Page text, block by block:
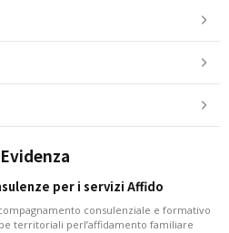
per i servizi Affido
consulenziale e formativo
territoriali perl’affidamento familiare